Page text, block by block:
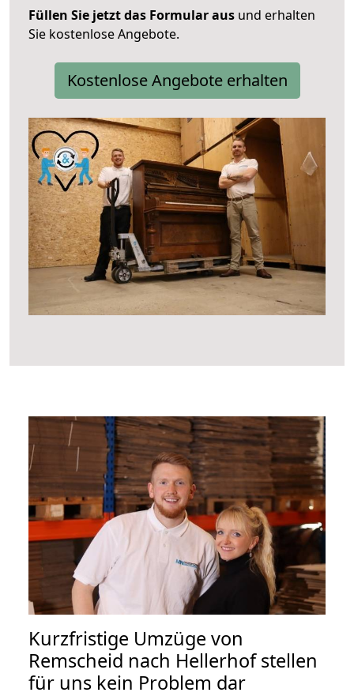
Füllen Sie jetzt das Formular aus und erhalten
Sie kostenlose Angebote.
Kostenlose Angebote erhalten
Kurzfristige Umzüge von
Remscheid nach Hellerhof stellen
für uns kein Problem dar